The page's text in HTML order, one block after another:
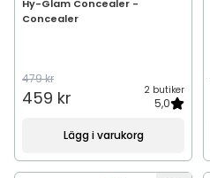
Hy-Glam Concealer -
Concealer
479 kr
459 kr 2 butiker
5,0
Lägg i varukorg